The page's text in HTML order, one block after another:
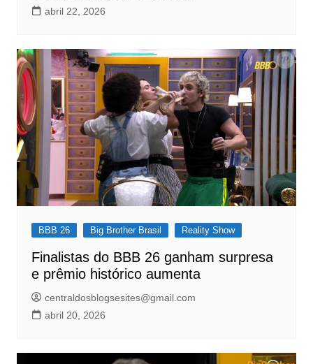
abril 22, 2026
BBB 26 Big Brother Brasil Reality Show
Finalistas do BBB 26 ganham surpresa
e prêmio histórico aumenta
centraldosblogsesites@gmail.com
abril 20, 2026